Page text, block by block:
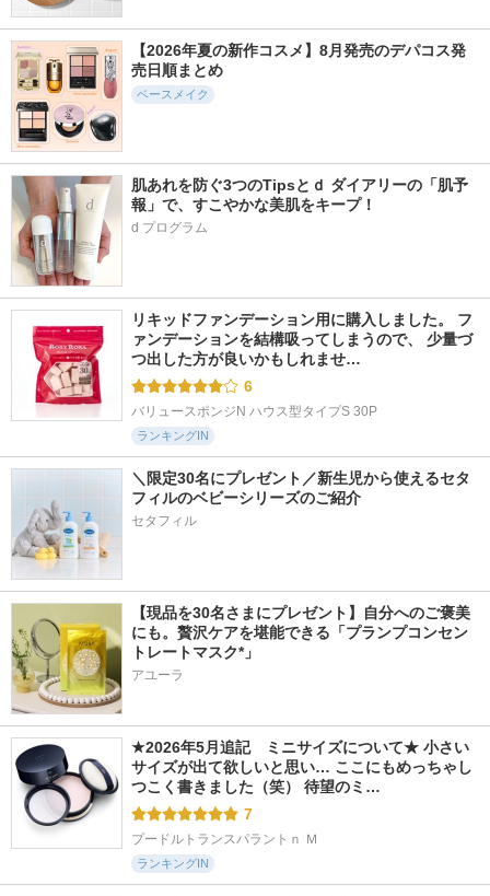
LIENJANG
5.7
507件
メイクアップベース
フェイスレスポンサ
ー プラス
ブリリアージュ
ニベアUV ディープ
プロテクト＆ケア
ジェル(旧)
ニベア
ウォータフルトーン
アップサンクリーム
d'Alba(ダルバ)
【2026年夏の新作コスメ】8月発売のデパコス発
売日順まとめ
ベースメイク
肌あれを防ぐ3つのTipsとｄ ダイアリーの「肌予
報」で、すこやかな美肌をキープ！
d プログラム
リキッドファンデーション用に購入しました。 フ
ァンデーションを結構吸ってしまうので、 少量づ
つ出した方が良いかもしれませ…
6
バリュースポンジN ハウス型タイプS 30P
ランキングIN
＼限定30名にプレゼント／新生児から使えるセタ
フィルのベビーシリーズのご紹介
セタフィル
【現品を30名さまにプレゼント】自分へのご褒美
にも。贅沢ケアを堪能できる「プランプコンセン
トレートマスク*」
アユーラ
★2026年5月追記　ミニサイズについて★ 小さい
サイズが出て欲しいと思い… ここにもめっちゃし
つこく書きました（笑） 待望のミ…
7
プードルトランスパラントｎ Ｍ
ランキングIN